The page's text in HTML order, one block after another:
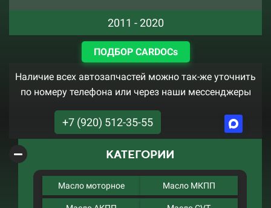
2011 - 2020
ПОДБОР CARDOCs
Наличие всех автозапчастей можно так-же уточнить
по номеру телефона или через наши мессенджеры
+7 (920) 512-35-55
КАТЕГОРИИ
Масло моторное Масло МКПП